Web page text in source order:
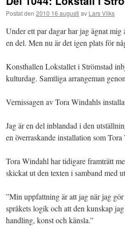
Postat den 2010 16 augusti av Lars Vilks
Under ett par dagar har jag ägnat
en del. Men nu är det igen plats för
Konsthallen Lokstallet i Strömstad
kulturdag. Samtliga arrangeman
Vernissagen av Tora Windahls
Jag är en del inblandad i den
en överraskande installation som
Tora Windahl har tidigare framträtt
skickat ut den texten i samband med
”Min uppfattning är att jag när jag
språkets logik och att den kunskap
handling, konst och känsla.”